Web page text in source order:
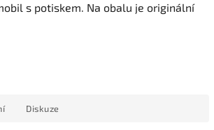
s potiskem. Na obalu je originální
Diskuze